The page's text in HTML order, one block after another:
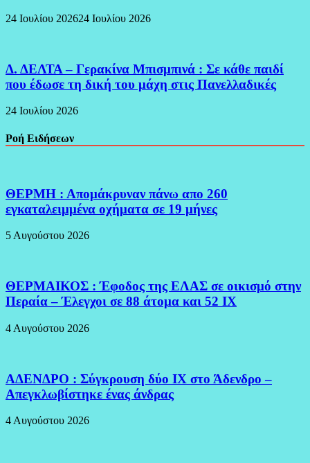
24 Ιουλίου 202624 Ιουλίου 2026
Δ. ΔΕΛΤΑ – Γερακίνα Μπισμπινά : Σε κάθε παιδί
που έδωσε τη δική του μάχη στις Πανελλαδικές
24 Ιουλίου 2026
Ροή Ειδήσεων
ΘΕΡΜΗ : Απομάκρυναν πάνω απο 260
εγκαταλειμμένα οχήματα σε 19 μήνες
5 Αυγούστου 2026
ΘΕΡΜΑΙΚΟΣ : Έφοδος της ΕΛΑΣ σε οικισμό στην
Περαία – Έλεγχοι σε 88 άτομα και 52 ΙΧ
4 Αυγούστου 2026
ΑΔΕΝΔΡΟ : Σύγκρουση δύο ΙΧ στο Άδενδρο –
Απεγκλωβίστηκε ένας άνδρας
4 Αυγούστου 2026